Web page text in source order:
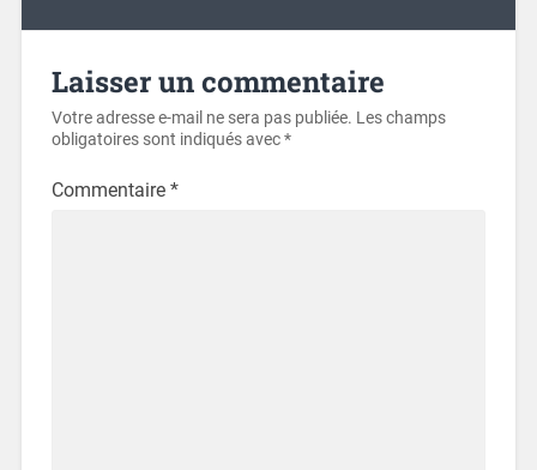
Laisser un commentaire
Votre adresse e-mail ne sera pas publiée. Les champs
obligatoires sont indiqués avec*
Commentaire *